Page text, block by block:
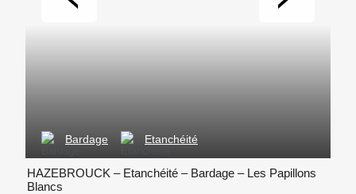
Bardage Etanchéité
HAZEBROUCK – Etanchéité – Bardage – Les Papillons
Blancs